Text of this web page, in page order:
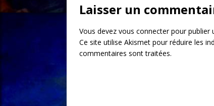
Laisser un
Vous devez vous connecterpour publier
Ce site utilise Akismet pour réduire les
commentaires sont traitées.